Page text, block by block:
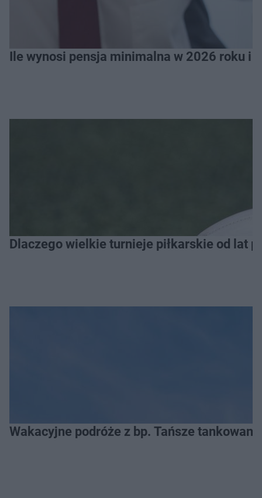
Ile wynosi pensja minimalna w 2026 roku i
Dlaczego wielkie turnieje piłkarskie od lat
Wakacyjne podróże z bp. Tańsze